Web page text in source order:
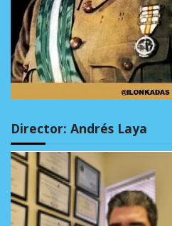
Director: Andrés Laya